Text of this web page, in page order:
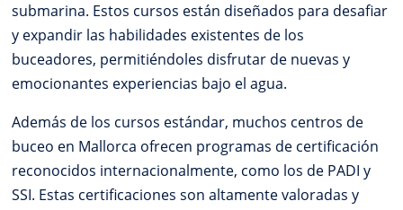
submarina. Estos cursos están diseñados para desafiar
y expandir las habilidades existentes de los
buceadores, permitiéndoles disfrutar de nuevas y
emocionantes experiencias bajo el agua.
Además de los cursos estándar, muchos centros de
buceo en Mallorca ofrecen programas de certificación
reconocidos internacionalmente, como los de PADI y
SSI. Estas certificaciones son altamente valoradas y